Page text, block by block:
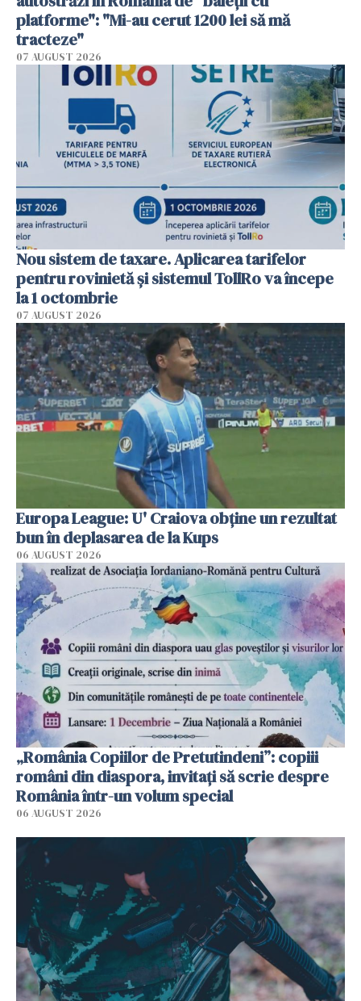
platforme": "Mi-au cerut 1200 lei să mă
tracteze"
07 AUGUST 2026
Nou sistem de taxare. Aplicarea tarifelor
pentru rovinietă şi sistemul TollRo va începe
la 1 octombrie
07 AUGUST 2026
Europa League: U' Craiova obține un rezultat
bun în deplasarea de la Kups
06 AUGUST 2026
„România Copiilor de Pretutindeni”: copiii
români din diaspora, invitați să scrie despre
România într-un volum special
06 AUGUST 2026